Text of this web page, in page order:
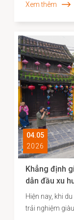
Sanae đã bày
hóa thế giới
mà cộng đồng
tích Chùa Cầu
tác của Nhật
lịch sử giao
những vùng
Xem thêm
04.05
2026
Khẳng định
dẫn đầu xu
Hiện nay, khi
trải nghiệm